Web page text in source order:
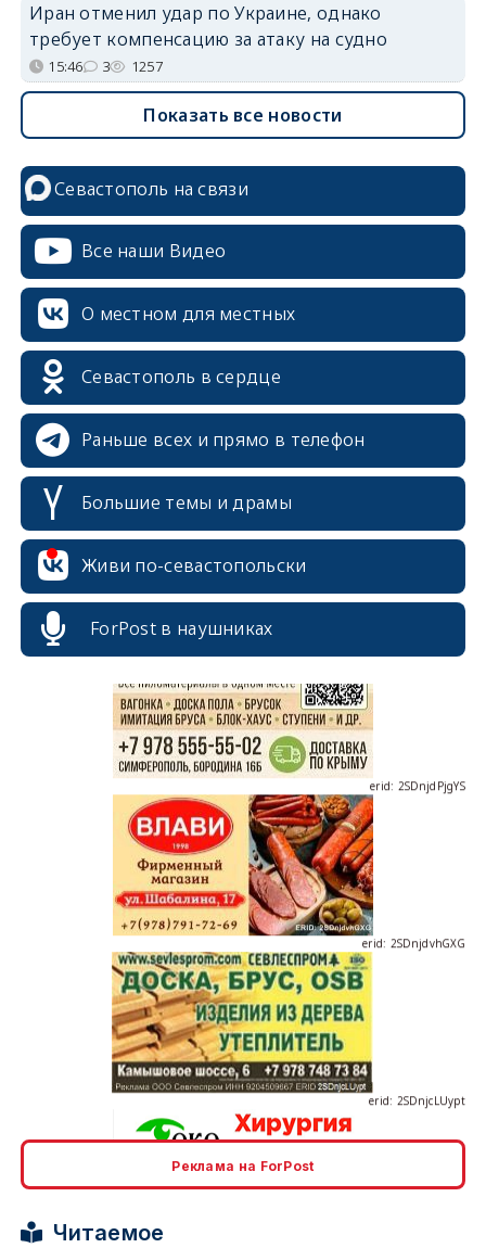
Иран отменил удар по Украине, однако
требует компенсацию за атаку на судно
15:46 3 1257
Показать все новости
Севастополь на связи
Все наши Видео
О местном для местных
Севастополь в сердце
Раньше всех и прямо в телефон
Большие темы и драмы
Живи по-севастопольски
ForPost в наушниках
erid: 2SDnjcrDNw6
erid: 2SDnjdPjgYS
erid: 2SDnjdvhGXG
erid: 2SDnjcrDNw6
Реклама на ForPost
Читаемое